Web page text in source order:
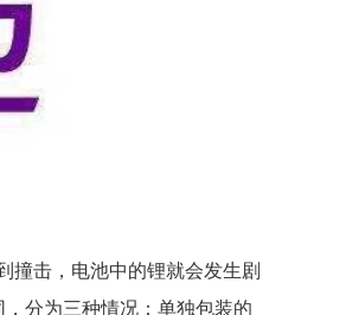
撞击，电池中的锂就会发生剧
分为三种情况：单独包装的